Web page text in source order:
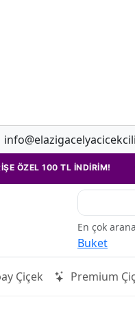
100 TL İNDİRİM! •
En çok
Buket
Çiçek Premium